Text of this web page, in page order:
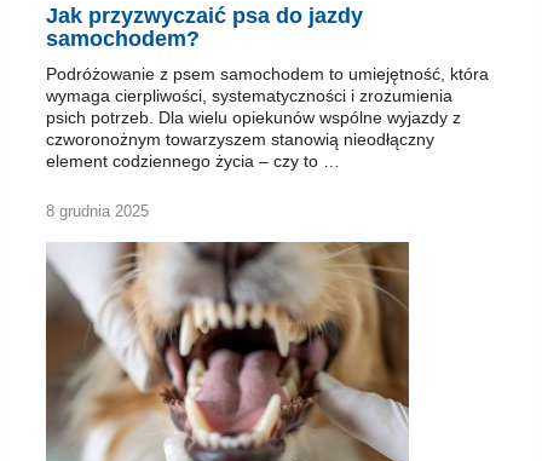
Jak przyzwyczaić psa do jazdy
samochodem?
Podróżowanie z psem samochodem to umiejętność, która
wymaga cierpliwości, systematyczności i zrozumienia
psich potrzeb. Dla wielu opiekunów wspólne wyjazdy z
czworonożnym towarzyszem stanowią nieodłączny
element codziennego życia – czy to …
8 grudnia 2025